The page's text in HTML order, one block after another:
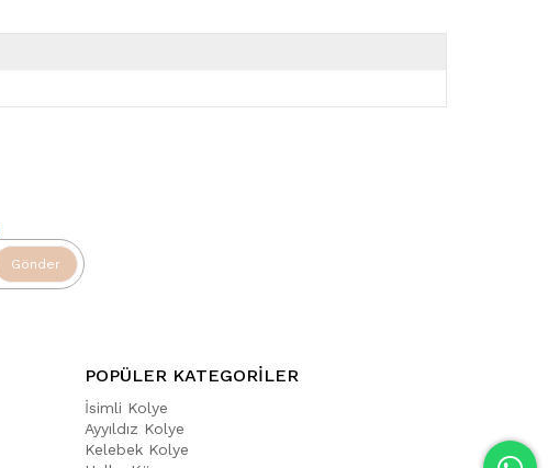
Gönder
POPÜLER KATEGORİLER
İsimli Kolye
Ayyıldız Kolye
Kelebek Kolye